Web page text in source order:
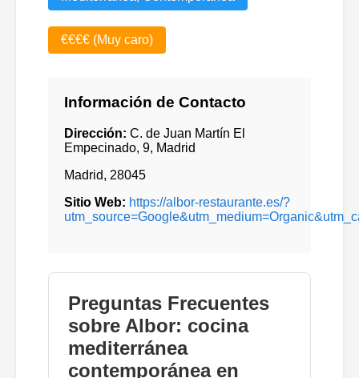
€€€€ (Muy caro)
Información de Contacto
Dirección: C. de Juan Martín El
Empecinado, 9, Madrid
Madrid, 28045
Sitio Web: https://albor-restaurante.es/?
Preguntas Frecuentes
sobre Albor: cocina
mediterránea
contemporánea en